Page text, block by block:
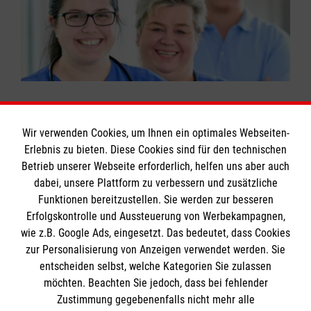
9 Unterrichtseinheiten à 45 Minuten
Jetzt Kurs buchen: Erste-Hilfe in
Bildungseinrichtungen
Auch für die Pflege von Angehörigen bildet die
Ausbildung eine solide Grundlage.
Eingefahrene Arbeitsabläufe können
reflektiert, neue Ansätze genutzt und
Pflege-Kurs buchen
§23 Absatz 3 und § 42 Absatz 1 des
Rahmenvertrags über die Häusliche
Krankenpflege nach § 132a Absatz 2 SGB
Landesvertrag NRW Häusliche Pflege, § 17
"Berechtigung zur Abgabe der Leistungen"
- Einsatz von sonstigen geeigneten
Personen (=Pflegehilfskräfte)
Kursdauer:
Je nach Vorgabe des Bundeslandes, bitte
wenden Sie sich an die Malteser Dienststelle
vor Ort.
XIhaben in der Regel einen erheblichen
allgemeinen Beaufsichtigungs- und
Betreuungsbedarf.
Ihre Versorgungssituation
in der stationären Pflege wird überwiegend als
verbesserungsbedürftig angesehen.
Mitunserer jahrzehntelangen Erfahrung in der
Qualifizierung von Pflegehilfskräftenbieten
wir Ihnen hier die auf diese Anforderungen
zugeschnittenen Ausbildungen.
Pflege-Kurs buchen
Informationen
Impressum
Datenschutz
Kontakt
Die Malteser
Malteser in Deutschland
Wir verwenden Cookies, um Ihnen ein optimales Webseiten-
Erlebnis zu bieten. Diese Cookies sind für den technischen
Betrieb unserer Webseite erforderlich, helfen uns aber auch
dabei, unsere Plattform zu verbessern und zusätzliche
Funktionen bereitzustellen. Sie werden zur besseren
Erfolgskontrolle und Aussteuerung von Werbekampagnen,
wie z.B. Google Ads, eingesetzt. Das bedeutet, dass Cookies
zur Personalisierung von Anzeigen verwendet werden. Sie
entscheiden selbst, welche Kategorien Sie zulassen
möchten. Beachten Sie jedoch, dass bei fehlender
Zustimmung gegebenenfalls nicht mehr alle